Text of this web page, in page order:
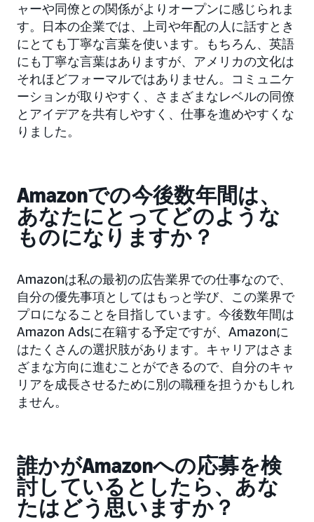
ャーや同僚との関係がよりオープンに感じられま
す。日本の企業では、上司や年配の人に話すとき
にとても丁寧な言葉を使います。もちろん、英語
にも丁寧な言葉はありますが、アメリカの文化は
それほどフォーマルではありません。コミュニケ
ーションが取りやすく、さまざまなレベルの同僚
とアイデアを共有しやすく、仕事を進めやすくな
りました。
Amazonでの今後数年間は、
あなたにとってどのような
ものになりますか？
Amazonは私の最初の広告業界での仕事なので、
自分の優先事項としてはもっと学び、この業界で
プロになることを目指しています。今後数年間は
Amazon Adsに在籍する予定ですが、Amazonに
はたくさんの選択肢があります。キャリアはさま
ざまな方向に進むことができるので、自分のキャ
リアを成長させるために別の職種を担うかもしれ
ません。
誰かがAmazonへの応募を検
討しているとしたら、あな
たはどう思いますか？